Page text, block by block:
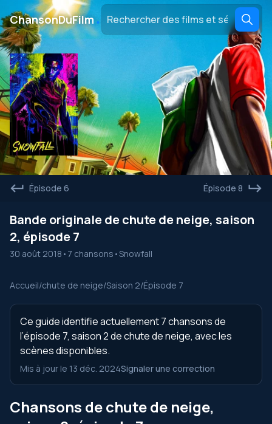
ChansonDuFilm ․
Épisode 6 Épisode 8
Bande originale de chute de neige, saison
2, épisode 7
30 août 2018 • 7 chansons •Snowfall
Accueil/chute de neige/Saison 2/Épisode 7
Ce guide identifie actuellement 7 chansons de
l’épisode 7, saison 2 de chute de neige, avec les
scènes disponibles.
Mis à jour le 13 déc. 2024Signaler une correction
Chansons de chute de neige,